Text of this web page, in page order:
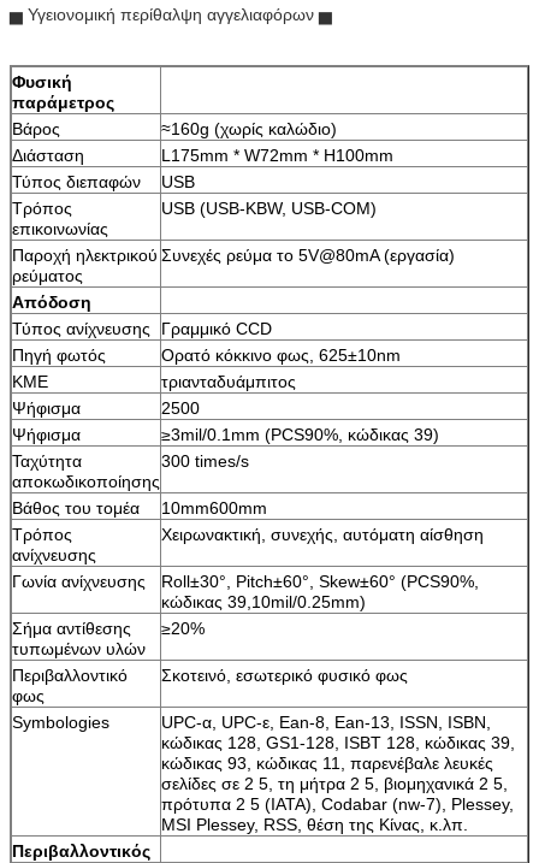
▅ Υγειονομική περίθαλψη αγγελιαφόρων ▅
Φυσική
παράμετρος
Βάρος
≈160g (χωρίς καλώδιο)
Διάσταση
L175mm * W72mm * H100mm
Τύπος διεπαφών
USB
Τρόπος
επικοινωνίας
USB (USB-KBW, USB-COM)
Παροχή ηλεκτρικού
ρεύματος
Συνεχές ρεύμα το 5V@80mA (εργασία)
Απόδοση
Τύπος ανίχνευσης
Γραμμικό CCD
Πηγή φωτός
Ορατό κόκκινο φως, 625±10nm
ΚΜΕ
τριανταδυάμπιτος
Ψήφισμα
2500
Ψήφισμα
≥3mil/0.1mm (PCS90%, κώδικας 39)
Ταχύτητα
αποκωδικοποίησης
300 times/s
Βάθος του τομέα
10mm600mm
Τρόπος
ανίχνευσης
Χειρωνακτική, συνεχής, αυτόματη αίσθηση
Γωνία ανίχνευσης
Roll±30°, Pitch±60°, Skew±60° (PCS90%,
κώδικας 39,10mil/0.25mm)
Σήμα αντίθεσης
τυπωμένων υλών
≥20%
Περιβαλλοντικό
φως
Σκοτεινό, εσωτερικό φυσικό φως
Symbologies
UPC-α, UPC-ε, Ean-8, Ean-13, ISSN, ISBN,
κώδικας 128, GS1-128, ISBT 128, κώδικας 39,
κώδικας 93, κώδικας 11, παρενέβαλε λευκές
σελίδες σε 2 5, τη μήτρα 2 5, βιομηχανικά 2 5,
πρότυπα 2 5 (IATA), Codabar (nw-7), Plessey,
MSI Plessey, RSS, θέση της Κίνας, κ.λπ.
Περιβαλλοντικός